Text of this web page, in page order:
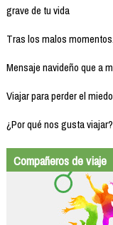
grave de tu vida
Tras los malos
Mensaje navideño que a
Viajar para perder el
¿Por qué nos gusta viajar?
Compañeros de viaje